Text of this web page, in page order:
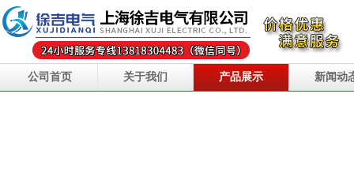
公司首页 关于我们 产品展示 新闻动